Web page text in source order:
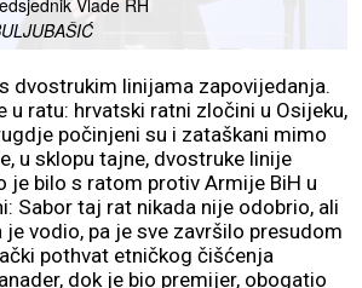
dvostrukim linijama zapovijedanja.
u ratu: hrvatski ratni zločini u Osijeku,
počinjeni su i zataškani mimo
u sklopu tajne, dvostruke linije
je bilo s ratom protiv Armije BiH u
Sabor taj rat nikada nije odobrio, ali
je vodio, pa je sve završilo presudom
pothvat etničkog čišćenja
dok je bio premijer, obogatio